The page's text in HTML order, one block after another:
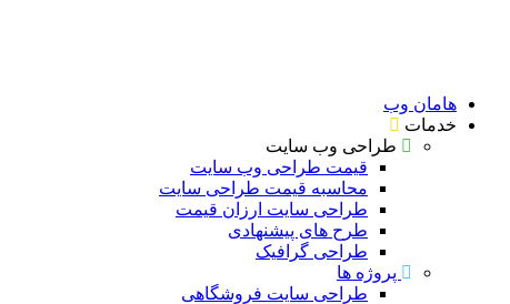
هامان وب
خدمات
طراحی وب سایت
قیمت طراحی وب سایت
محاسبه قیمت طراحی سایت
طراحی سایت ارزان قیمت
طرح های پیشنهادی
طراحی گرافیک
پروژه ها
طراحی سایت فروشگاهی